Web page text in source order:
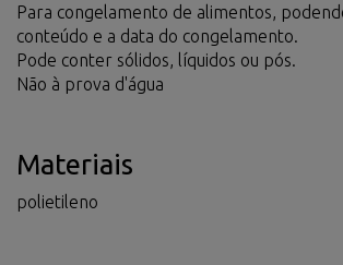
Para congelamento de alimentos,
conteúdo e a data do congelamento.
Pode conter sólidos, líquidos ou pós.
Não à prova d'água
Materiais
polietileno